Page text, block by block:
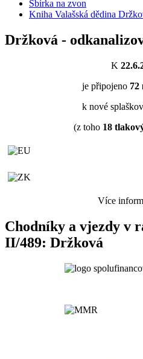
Sbírka na zvon
Kniha Valašská dědina
Držková -
K
je připojeno 72
k nové
(z toho 18
Více
Chodníky a vjezdy v
II/489: Držková